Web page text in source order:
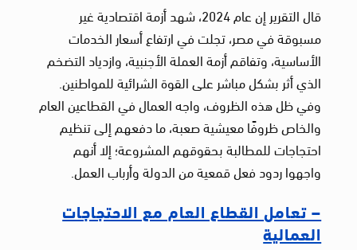
قال التقرير إن عام 2024، شهد أزمة اقتصادية غير
مسبوقة في مصر، تجلت في ارتفاع أسعار الخدمات
الأساسية، وتفاقم أزمة العملة الأجنبية، وازدياد التضخم
الذي أثر بشكل مباشر على القوة الشرائية للمواطنين.
وفي ظل هذه الظروف، واجه العمال في القطاعين العام
والخاص ظروفًا معيشية صعبة، ما دفعهم إلى تنظيم
احتجاجات للمطالبة بحقوقهم المشروعة؛ إلا أنهم
واجهوا ردود فعل قمعية من الدولة وأرباب العمل.
– تعامل القطاع العام مع الاحتجاجات
العمالية